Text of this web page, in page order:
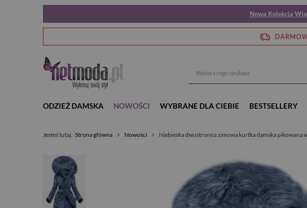
Nowa Kolekcja
ODZIEŻ DAMSKA NOWOŚCI WYBRANE DLA CIEBIE BESTSELLERY
Jesteś tutaj: Strona główna Nowości Niebieska dwustronna zimowa kurtka damska pikowana